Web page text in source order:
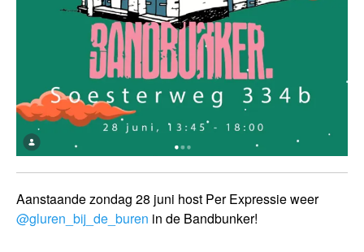
Aanstaande zondag 28 juni host Per Expressie weer
@gluren_bij_de_buren in de Bandbunker!